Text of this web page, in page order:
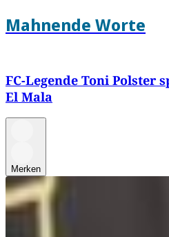
Mahnende Worte
FC-Legende Toni Polster
El Mala
Merken